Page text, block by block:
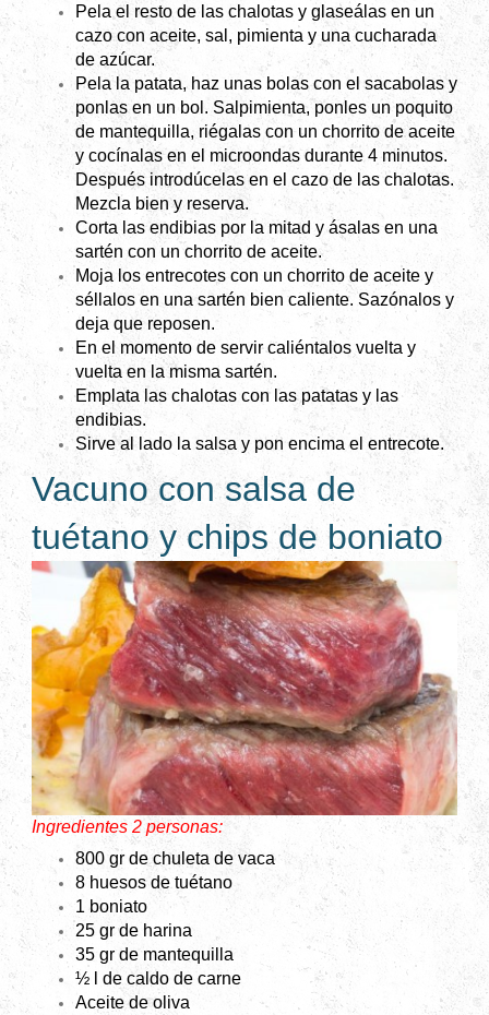
Pela el resto de las chalotas y glaseálas en un
cazo con aceite, sal, pimienta y una cucharada
de azúcar.
Pela la patata, haz unas bolas con el sacabolas y
ponlas en un bol. Salpimienta, ponles un poquito
de mantequilla, riégalas con un chorrito de aceite
y cocínalas en el microondas durante 4 minutos.
Después introdúcelas en el cazo de las chalotas.
Mezcla bien y reserva.
Corta las endibias por la mitad y ásalas en una
sartén con un chorrito de aceite.
Moja los entrecotes con un chorrito de aceite y
séllalos en una sartén bien caliente. Sazónalos y
deja que reposen.
En el momento de servir caliéntalos vuelta y
vuelta en la misma sartén.
Emplata las chalotas con las patatas y las
endibias.
Sirve al lado la salsa y pon encima el entrecote.
Vacuno con salsa de
tuétano y chips de boniato
Ingredientes 2 personas:
800 gr de chuleta de vaca
8 huesos de tuétano
1 boniato
25 gr de harina
35 gr de mantequilla
½ l de caldo de carne
Aceite de oliva